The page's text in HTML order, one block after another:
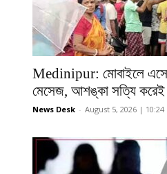
Medinipur: মোবাইলে
মেসেজ, আশঙ্কা সত্যি করেই
News Desk - August 5, 2026 | 10:24